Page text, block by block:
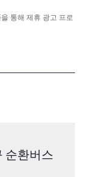
통해 제휴 광고 프로
순환버스